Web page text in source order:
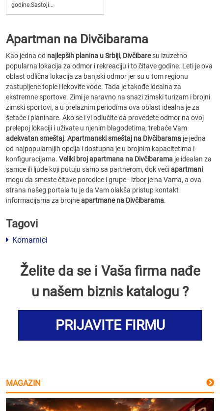
godine.Sastoji...
Apartman na Divčibarama
Kao jedna od najlepših planina u Srbiji, Divčibaresu izuzetno
popularna lokacija za odmor i rekreaciju i to čitave godine. Leti je ova
oblast odlična lokacija za banjski odmor jer su u tom regionu
zastupljene tople i lekovite vode. Tada je takođe idealna za
ekstremne sportove. Zimi je naravno na snazi zimski turizam i brojni
zimski sportovi, a u prelaznim periodima ova oblast idealna je za
šetače i planinare. Ako se i vi odlučite da provedete odmor na ovoj
prelepoj lokaciji i uživate u njenim blagodetima, trebaće Vam
adekvatan smeštaj. Apartmanski smeštaj na Divčibarama je jedna
od najpopularnijih opcija i dostupna je u brojnim kapacitetima i
konfiguracijama. Veliki broj apartmana na Divčibarama je idealan za
samce ili ljude koji putuju samo sa partnerom, dok većiapartmani
mogu da smeste čitave porodice i grupe - izbor je na Vama, a ova
strana našeg portala tu je da Vam olakša pristup kontakt
informacijama za brojneapartmane na Divčibarama.
Tagovi
Komarnici
Želite da se i Vaša firma nađe
u našem biznis katalogu ?
PRIJAVITE FIRMU
MAGAZIN